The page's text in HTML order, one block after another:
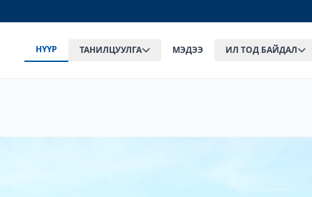
НҮҮР ТАНИЛЦУУЛГА МЭДЭЭ ИЛ ТОД БАЙДАЛ